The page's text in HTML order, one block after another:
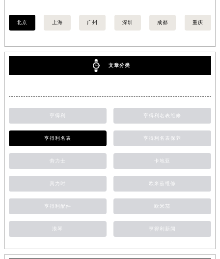
北京 上海 广州 深圳 成都 重庆
文章分类
亨得利 亨得利名表维修
亨得利名表 亨得利名表保养
劳力士 卡地亚
真力时 欧米茄维修
亨得利配件 欧米茄
浪琴 亨得利新闻